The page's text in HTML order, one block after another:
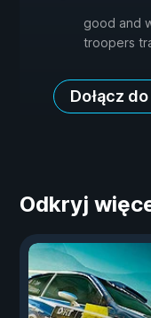
good and
troopers
Dołącz
Odkryj